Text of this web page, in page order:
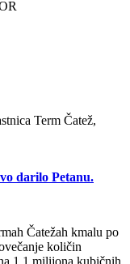
Term Čatež,
darilo Petanu.
Čatežah kmalu po
količin
1,1 milijona kubičnih